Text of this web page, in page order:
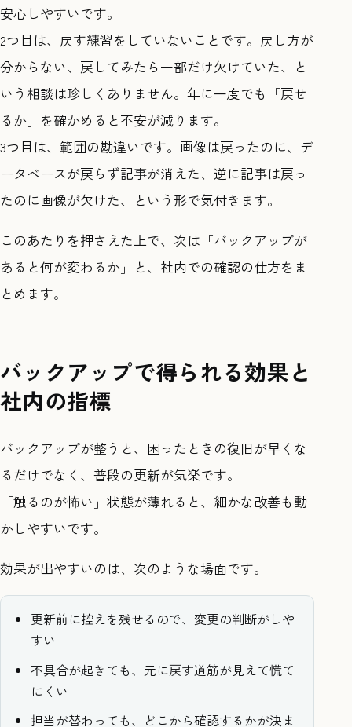
安心しやすいです。
2つ目は、戻す練習をしていないことです。戻し方が
分からない、戻してみたら一部だけ欠けていた、と
いう相談は珍しくありません。年に一度でも「戻せ
るか」を確かめると不安が減ります。
3つ目は、範囲の勘違いです。画像は戻ったのに、デ
ータベースが戻らず記事が消えた、逆に記事は戻っ
たのに画像が欠けた、という形で気付きます。
このあたりを押さえた上で、次は「バックアップが
あると何が変わるか」と、社内での確認の仕方をま
とめます。
バックアップで得られる効果と
社内の指標
バックアップが整うと、困ったときの復旧が早くな
るだけでなく、普段の更新が気楽です。
「触るのが怖い」状態が薄れると、細かな改善も動
かしやすいです。
効果が出やすいのは、次のような場面です。
更新前に控えを残せるので、変更の判断がしや
すい
不具合が起きても、元に戻す道筋が見えて慌て
にくい
担当が替わっても、どこから確認するかが決ま